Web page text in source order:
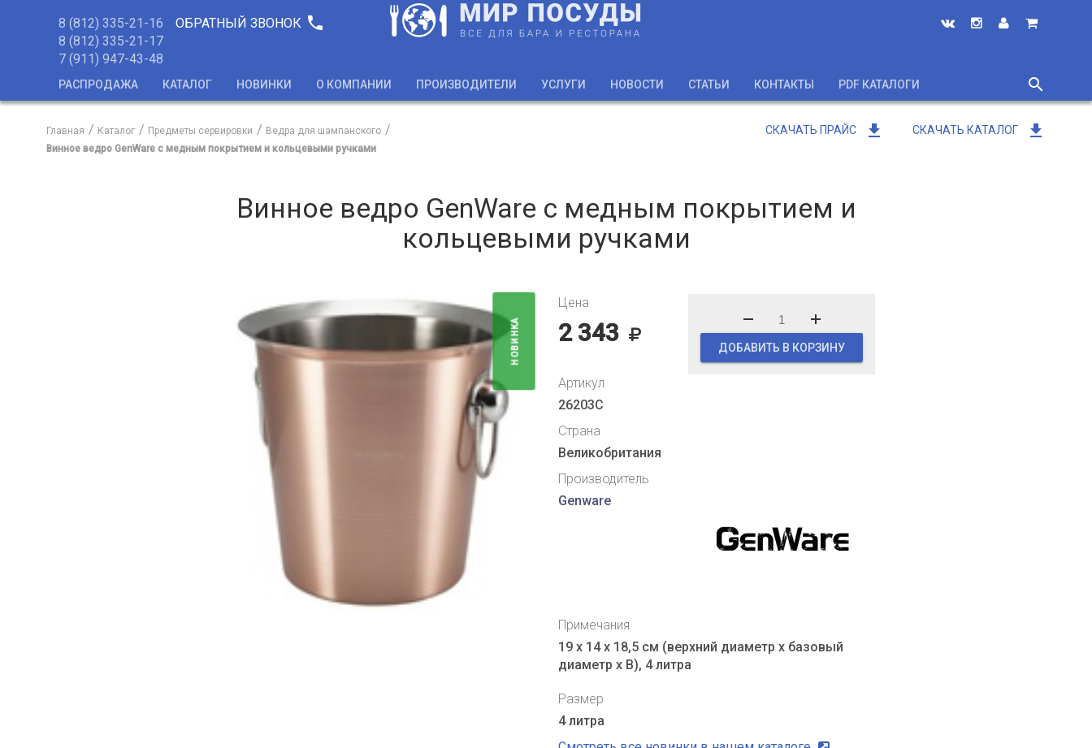
8 (812) 335-21-16
8 (812) 335-21-17
7 (911) 947-43-48
ОБРАТНЫЙ ЗВОНОК phone
РАСПРОДАЖА КАТАЛОГ НОВИНКИ О КОМПАНИИ ПРОИЗВОДИТЕЛИ УСЛУГИ НОВОСТИ СТАТЬИ КОНТАКТЫ PDF КАТАЛОГИ
search
close
СКАЧАТЬ ПРАЙС get_app СКАЧАТЬ КАТАЛОГ get_app
Главная Каталог Предметы сервировки
Ведра для шампанского
Винное ведро GenWare с медным покрытием и кольцевыми ручками
Винное ведро GenWare с медным покрытием и
кольцевыми ручками
НОВИНКА
Цена
2 343
ДОБАВИТЬ В КОРЗИНУ
Артикул
26203C
Страна
Великобритания
Производитель
Genware
Примечания
19 х 14 х 18,5 см (верхний диаметр х базовый
диаметр х В), 4 литра
Размер
4 литра